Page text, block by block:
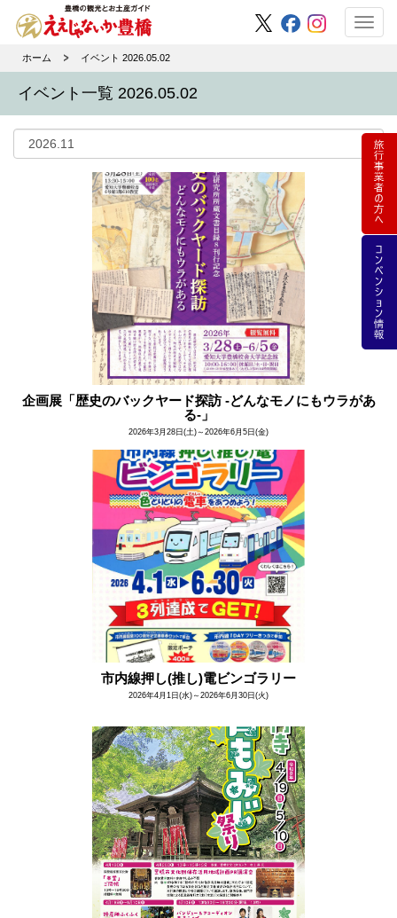
ホーム イベント 2026.05.02
イベント一覧 2026.05.02
企画展「歴史のバックヤード探訪 -どんなモノにもウラがあ
る-」
2026年3月28日(土)～2026年6月5日(金)
市内線押し(推し)電ビンゴラリー
2026年4月1日(水)～2026年6月30日(火)